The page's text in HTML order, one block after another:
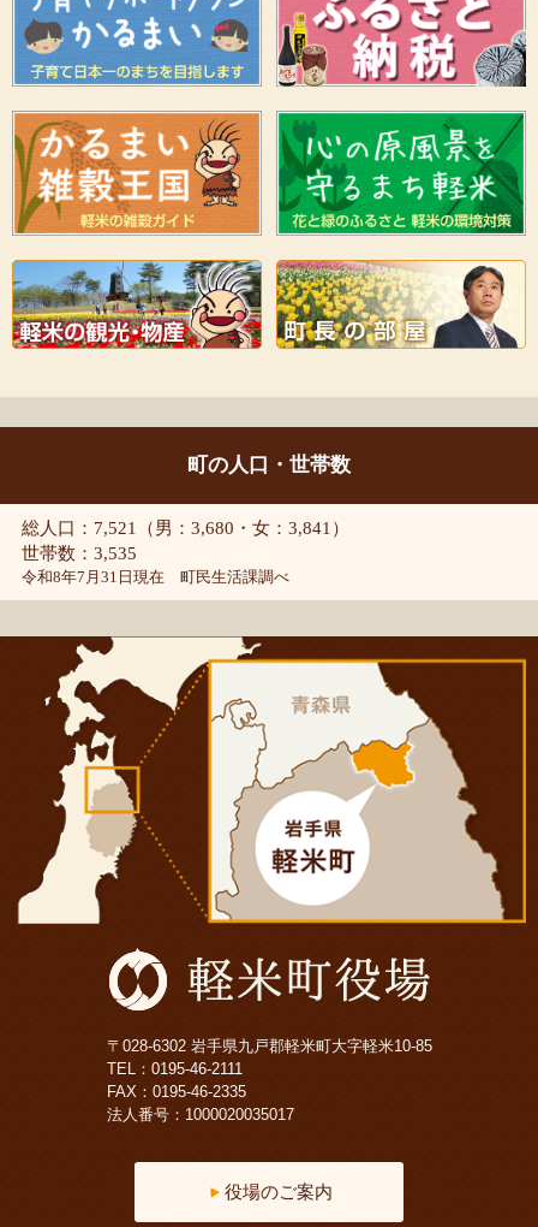
町の人口・世帯数
総人口：7,521（男：3,680・女：3,841）
世帯数：3,535
令和8年7月31日現在 町民生活課調べ
〒028-6302 岩手県九戸郡軽米町大字軽米10-85
TEL： 0195-46-2111
FAX：0195-46-2335
法人番号：1000020035017
役場のご案内